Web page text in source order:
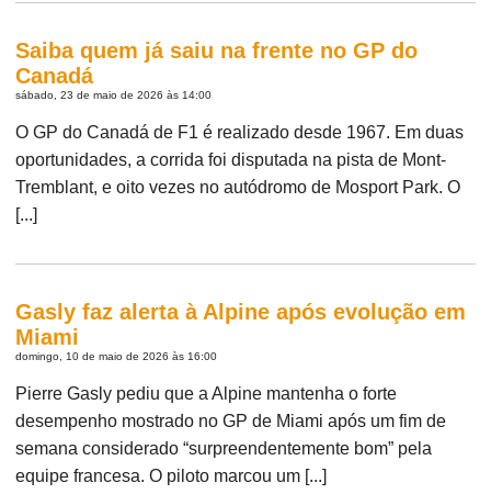
Saiba quem já saiu na frente no GP do
Canadá
sábado, 23 de maio de 2026 às 14:00
O GP do Canadá de F1 é realizado desde 1967. Em duas
oportunidades, a corrida foi disputada na pista de Mont-
Tremblant, e oito vezes no autódromo de Mosport Park. O
[...]
Gasly faz alerta à Alpine após evolução em
Miami
domingo, 10 de maio de 2026 às 16:00
Pierre Gasly pediu que a Alpine mantenha o forte
desempenho mostrado no GP de Miami após um fim de
semana considerado “surpreendentemente bom” pela
equipe francesa. O piloto marcou um [...]